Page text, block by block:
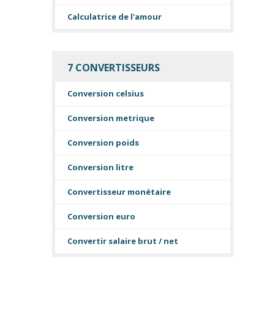
Calculatrice de l'amour
7 CONVERTISSEURS
Conversion celsius
Conversion metrique
Conversion poids
Conversion litre
Convertisseur monétaire
Conversion euro
Convertir salaire brut / net